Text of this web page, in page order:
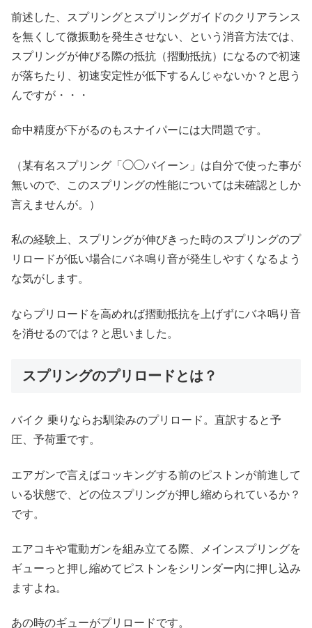
前述した、スプリングとスプリングガイドのクリアランス
を無くして微振動を発生させない、という消音方法では、
スプリングが伸びる際の抵抗（摺動抵抗）になるので初速
が落ちたり、初速安定性が低下するんじゃないか？と思う
んですが・・・
命中精度が下がるのもスナイパーには大問題です。
（某有名スプリング「◯◯バイーン」は自分で使った事が
無いので、このスプリングの性能については未確認としか
言えませんが。）
私の経験上、スプリングが伸びきった時のスプリングのプ
リロードが低い場合にバネ鳴り音が発生しやすくなるよう
な気がします。
ならプリロードを高めれば摺動抵抗を上げずにバネ鳴り音
を消せるのでは？と思いました。
スプリングのプリロードとは？
バイク 乗りならお馴染みのプリロード。直訳すると予
圧、予荷重です。
エアガンで言えばコッキングする前のピストンが前進して
いる状態で、どの位スプリングが押し縮められているか？
です。
エアコキや電動ガンを組み立てる際、メインスプリングを
ギューっと押し縮めてピストンをシリンダー内に押し込み
ますよね。
あの時のギューがプリロードです。